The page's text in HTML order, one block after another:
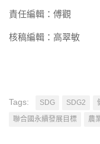
責任編輯：傅觀
核稿編輯：高翠敏
Tags: SDG SDG2
聯合國永續發展目標
農